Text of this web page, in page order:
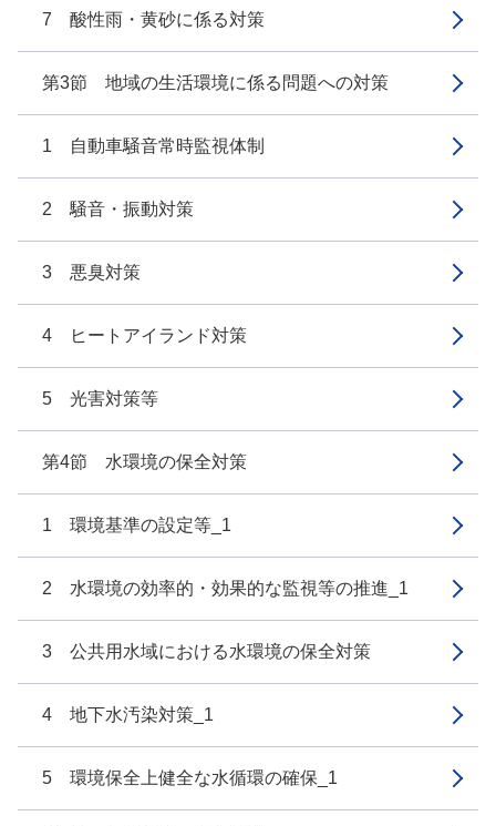
7 酸性雨・黄砂に係る対策
第3節 地域の生活環境に係る問題への対策
1 自動車騒音常時監視体制
2 騒音・振動対策
3 悪臭対策
4 ヒートアイランド対策
5 光害対策等
第4節 水環境の保全対策
1 環境基準の設定等_1
2 水環境の効率的・効果的な監視等の推進_1
3 公共用水域における水環境の保全対策
4 地下水汚染対策_1
5 環境保全上健全な水循環の確保_1